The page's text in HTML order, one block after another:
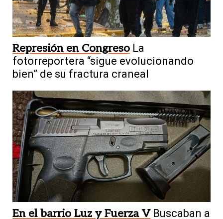
Represión en Congreso La
fotorreportera “sigue evolucionando
bien” de su fractura craneal
En el barrio Luz y Fuerza V Buscaban a